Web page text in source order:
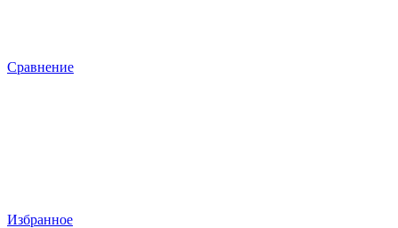
Сравнение
Избранное